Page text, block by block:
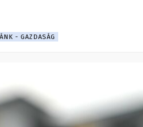
- GAZDASÁG